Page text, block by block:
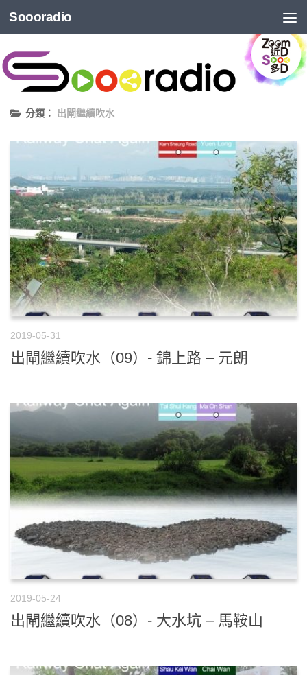
Soooradio
分類： 出閘繼續吹水
2019-05-31
出閘繼續吹水（09）- 錦上路 – 元朗
2019-05-24
出閘繼續吹水（08）- 大水坑 – 馬鞍山